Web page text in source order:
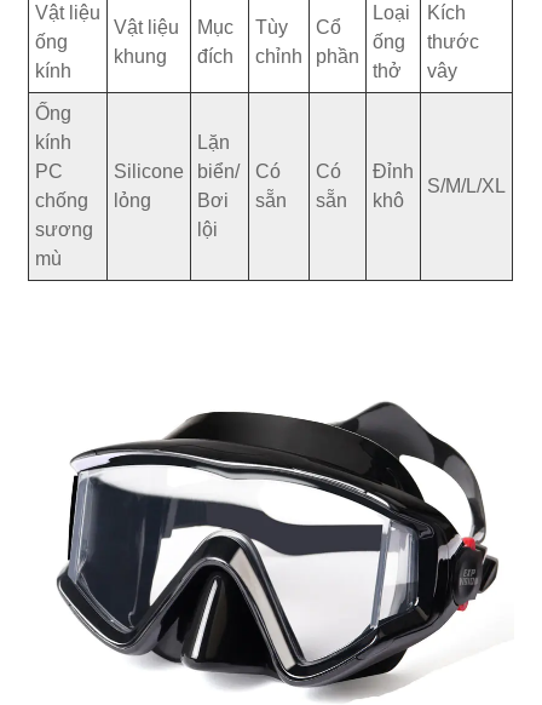
Vật liệu
ống
kính
Vật liệu
khung
Mục
đích
Tùy
chỉnh
Cổ
phần
Loại
ống
thở
Kích
thước
vây
Ống
kính
PC
chống
sương
mù
Silicone
lỏng
Lặn
biển/
Bơi
lội
Có
sẵn
Có
sẵn
Đỉnh
khô
S/M/L/XL